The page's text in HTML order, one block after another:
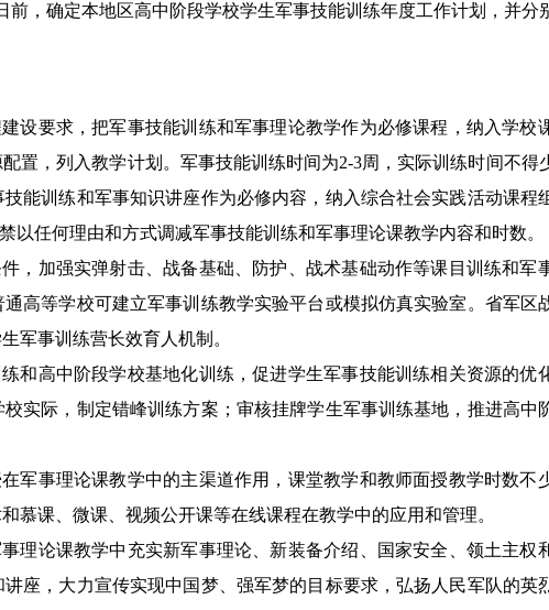
，确定本地区高中阶段学校学生军事技能训练年度工作计划，并分
设要求，把军事技能训练和军事理论教学作为必修课程，纳入学校
置，列入教学计划。军事技能训练时间为2-3周，实际训练时间不得
能训练和军事知识讲座作为必修内容，纳入综合社会实践活动课程
以任何理由和方式调减军事技能训练和军事理论课教学内容和时数。
，加强实弹射击、战备基础、防护、战术基础动作等课目训练和军
高等学校可建立军事训练教学实验平台或模拟仿真实验室。省军区
军事训练营长效育人机制。
和高中阶段学校基地化训练，促进学生军事技能训练相关资源的优
实际，制定错峰训练方案；审核挂牌学生军事训练基地，推进高中
军事理论课教学中的主渠道作用，课堂教学和教师面授教学时数不
慕课、微课、视频公开课等在线课程在教学中的应用和管理。
理论课教学中充实新军事理论、新装备介绍、国家安全、领土主权
座，大力宣传实现中国梦、强军梦的目标要求，弘扬人民军队的英